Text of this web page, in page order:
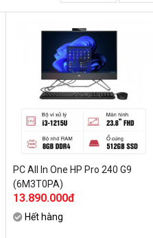
PC All In One HP Pro 240 G9
(6M3T0PA)
13.890.000đ
Hết hàng